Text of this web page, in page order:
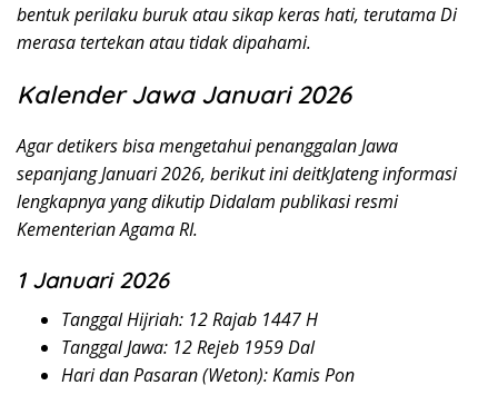
bentuk perilaku buruk atau sikap keras hati, terutama Di
merasa tertekan atau tidak dipahami.
Kalender Jawa Januari 2026
Agar detikers bisa mengetahui penanggalan Jawa
sepanjang Januari 2026, berikut ini deitkJateng informasi
lengkapnya yang dikutip Didalam publikasi resmi
Kementerian Agama RI.
1 Januari 2026
Tanggal Hijriah: 12 Rajab 1447 H
Tanggal Jawa: 12 Rejeb 1959 Dal
Hari dan Pasaran (Weton): Kamis Pon